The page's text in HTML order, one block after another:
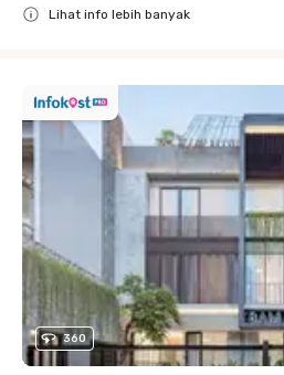
Lihat info lebih banyak
360